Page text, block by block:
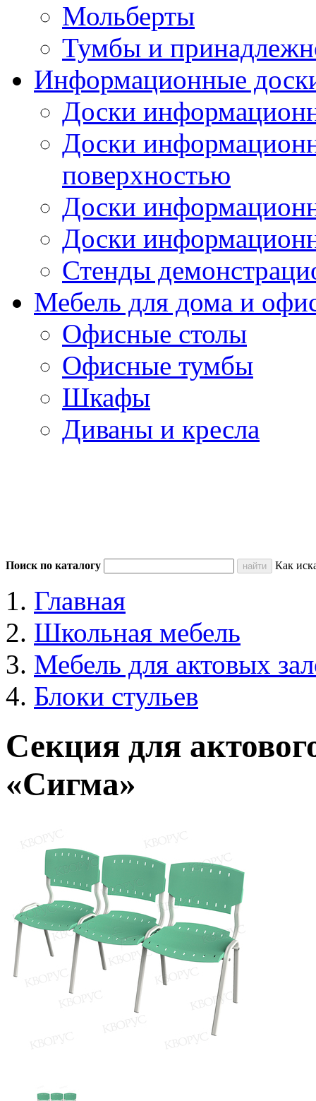
Мольберты
Тумбы и
Информационные
Доски
Доски
поверхностью
Доски
Доски
Стенды
Мебель для дома и
Офисные столы
Офисные тумбы
Шкафы
Диваны и кресла
Поиск по каталогу Как
Главная
Школьная мебель
Мебель для актовых
Блоки стульев
Секция для
«Сигма»